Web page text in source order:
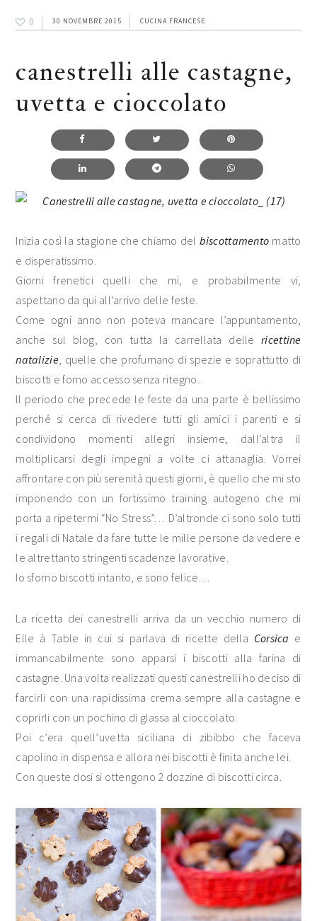
0 30 NOVEMBRE 2015 CUCINA FRANCESE
canestrelli alle castagne,
uvetta e cioccolato
Inizia così la stagione che chiamo del biscottamento matto
e disperatissimo.
Giorni frenetici quelli che mi, e probabilmente vi,
aspettano da qui all’arrivo delle feste.
Come ogni anno non poteva mancare l’appuntamento,
anche sul blog, con tutta la carrellata delle ricettine
natalizie, quelle che profumano di spezie e soprattutto di
biscotti e forno accesso senza ritegno.
Il periodo che precede le feste da una parte è bellissimo
perché si cerca di rivedere tutti gli amici i parenti e si
condividono momenti allegri insieme, dall’altra il
moltiplicarsi degli impegni a volte ci attanaglia. Vorrei
affrontare con più serenità questi giorni, è quello che mi sto
imponendo con un fortissimo training autogeno che mi
porta a ripetermi “No Stress”… D’altronde ci sono solo tutti
i regali di Natale da fare tutte le mille persone da vedere e
le altrettanto stringenti scadenze lavorative.
Io sforno biscotti intanto, e sono felice…
La ricetta dei canestrelli arriva da un vecchio numero di
Elle à Table in cui si parlava di ricette della Corsica e
immancabilmente sono apparsi i biscotti alla farina di
castagne. Una volta realizzati questi canestrelli ho deciso di
farcirli con una rapidissima crema sempre alla castagne e
coprirli con un pochino di glassa al cioccolato.
Poi c’era quell’uvetta siciliana di zibibbo che faceva
capolino in dispensa e allora nei biscotti è finita anche lei.
Con queste dosi si ottengono 2 dozzine di biscotti circa.